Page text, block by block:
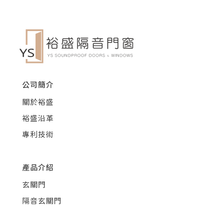
公司簡介
關於裕盛
裕盛沿革
專利技術
產品介紹
玄關門
隔音玄關門